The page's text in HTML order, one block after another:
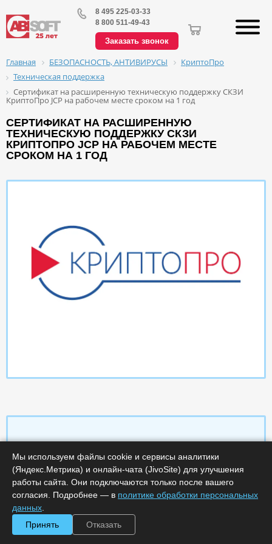
8 495 225-03-33
8 800 511-49-43
Заказать звонок
Главная БЕЗОПАСНОСТЬ, АНТИВИРУСЫ
КриптоПро
Техническая поддержка
Сертификат на расширенную техническую поддержку СКЗИ
КриптоПро JCP на рабочем месте сроком на 1 год
СЕРТИФИКАТ НА РАСШИРЕННУЮ
ТЕХНИЧЕСКУЮ ПОДДЕРЖКУ СКЗИ
КРИПТОПРО JCP НА РАБОЧЕМ МЕСТЕ
СРОКОМ НА 1 ГОД
Характеристики
Срок поставки, дней : 14
Минимальное количество лицензий :1
Обработка заказа :
Мы используем файлы cookie и сервисы аналитики
(Яндекс.Метрика) и онлайн-чата (JivoSite) для улучшения
работы сайта. Они подключаются только после вашего
согласия. Подробнее — в политике обработки персональных
данных
Принять
Отказать